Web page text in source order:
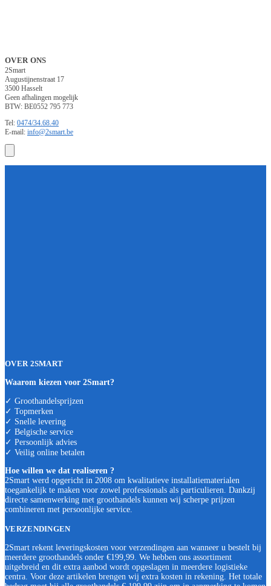
OVER ONS
2Smart
Augustijnenstraat 17
3500 Hasselt
Geen afhalingen mogelijk
BTW: BE0552 795 773
Tel: 0474/34.68.40
E-mail: info@2smart.be
OVER 2SMART
Waarom kiezen voor 2Smart?
✓ Groothandelsprijzen
✓ Topmerken
✓ Snelle levering
✓ Belgische service
✓ Persoonlijk advies
✓ Veilig online betalen
Hoe willen we dat realiseren ?
2Smart werd opgericht in 2008 om kwalitatieve installatiematerialen
toegankelijk te maken voor zowel professionals als particulieren. Dankzij
directe samenwerking met groothandels kunnen wij scherpe prijzen
combineren met persoonlijke service.
VERZENDINGEN
2Smart rekent leveringskosten voor verzendingen aan wanneer u bestelt bij
meerdere groothandels onder €199,99. We hebben ons assortiment
uitgebreid en dit extra aanbod wordt opgeslagen in meerdere logistieke
centra. Voor deze artikelen brengen wij extra kosten in rekening. Het totale